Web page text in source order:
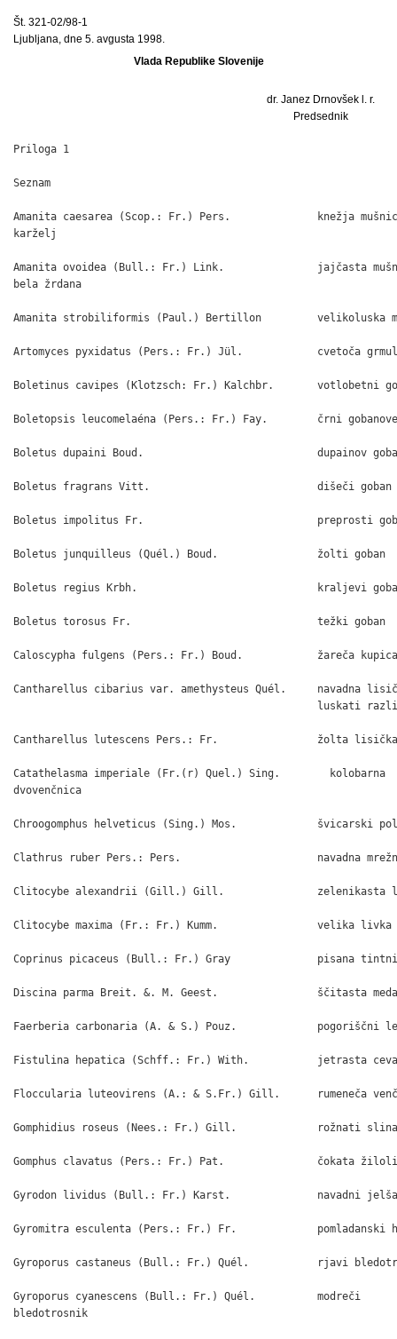
Št. 321-02/98-1
Ljubljana, dne 5. avgusta 1998.
Vlada Republike Slovenije
dr. Janez Drnovšek l. r.
Predsednik
Priloga 1
Seznam
Amanita caesarea (Scop.: Fr.) Pers.              knežja
karželj
Amanita ovoidea (Bull.: Fr.) Link.               jajčasta
bela žrdana
Amanita strobiliformis (Paul.) Bertillon         velikoluska
Artomyces pyxidatus (Pers.: Fr.) Jül.            cvetoča
Boletinus cavipes (Klotzsch: Fr.) Kalchbr.       votlobetni
Boletopsis leucomelaéna (Pers.: Fr.) Fay.        črni
Boletus dupaini Boud.                            dupainov
Boletus fragrans Vitt.                           dišeči goban
Boletus impolitus Fr.                            preprosti
Boletus junquilleus (Quél.) Boud.                žolti goban
Boletus regius Krbh.                             kraljevi
Boletus torosus Fr.                              težki goban
Caloscypha fulgens (Pers.: Fr.) Boud.            žareča kupica
Cantharellus cibarius var. amethysteus Quél.     navadna
luskati
Cantharellus lutescens Pers.: Fr.                žolta lisička
Catathelasma imperiale (Fr.(r) Quel.) Sing.        kolobarna
dvovenčnica
Chroogomphus helveticus (Sing.) Mos.             švicarski
Clathrus ruber Pers.: Pers.                      navadna
Clitocybe alexandrii (Gill.) Gill.               zelenikasta
Clitocybe maxima (Fr.: Fr.) Kumm.                velika livka
Coprinus picaceus (Bull.: Fr.) Gray              pisana
Discina parma Breit. &. M. Geest.                ščitasta
Faerberia carbonaria (A. & S.) Pouz.             pogoriščni
Fistulina hepatica (Schff.: Fr.) With.           jetrasta
Floccularia luteovirens (A.: & S.Fr.) Gill.      rumeneča
Gomphidius roseus (Nees.: Fr.) Gill.             rožnati
Gomphus clavatus (Pers.: Fr.) Pat.               čokata
Gyrodon lividus (Bull.: Fr.) Karst.              navadni
Gyromitra esculenta (Pers.: Fr.) Fr.             pomladanski
Gyroporus castaneus (Bull.: Fr.) Quél.           rjavi
Gyroporus cyanescens (Bull.: Fr.) Quél.          modreči
bledotrosnik